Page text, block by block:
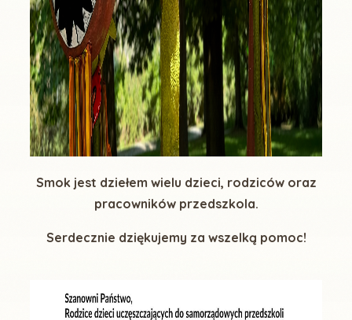
Smok jest dziełem wielu dzieci, rodziców oraz
pracowników przedszkola.
Serdecznie dziękujemy za wszelką pomoc!